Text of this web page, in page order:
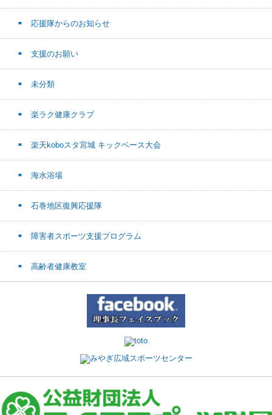
応援隊からのお知らせ
支援のお願い
未分類
楽ラク健康クラブ
楽天koboスタ宮城 キックベース大会
海水浴場
石巻地区復興応援隊
障害者スポーツ支援プログラム
高齢者健康教室